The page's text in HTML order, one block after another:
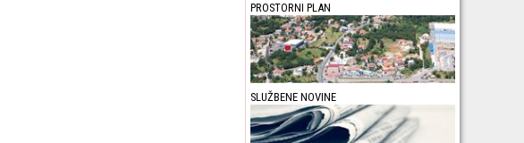
PROSTORNI PLAN
SLUŽBENE NOVINE